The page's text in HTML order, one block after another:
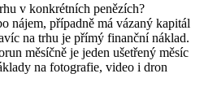
v konkrétních penězích?
nájem, případně má vázaný kapitál
na trhu je přímý finanční náklad.
měsíčně je jeden ušetřený měsíc
na fotografie, video i dron